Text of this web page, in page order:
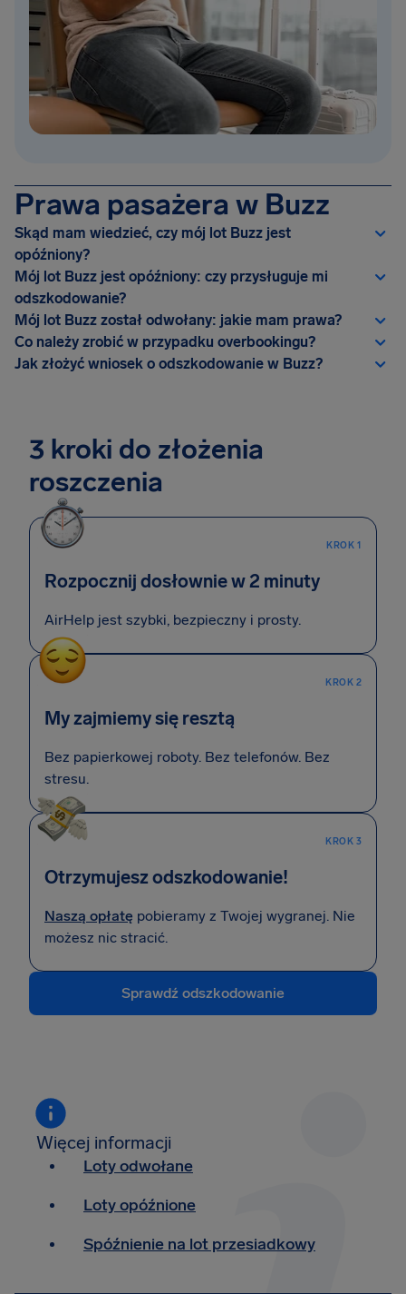
Prawa pasażera w Buzz
Skąd mam wiedzieć, czy mój lot Buzz jest
opóźniony?
Mój lot Buzz jest opóźniony: czy przysługuje mi
odszkodowanie?
Mój lot Buzz został odwołany: jakie mam prawa?
Co należy zrobić w przypadku overbookingu?
Jak złożyć wniosek o odszkodowanie w Buzz?
3 kroki do złożenia
roszczenia
KROK 1
Rozpocznij dosłownie w 2 minuty
AirHelp jest szybki, bezpieczny i prosty.
KROK 2
My zajmiemy się resztą
Bez papierkowej roboty. Bez telefonów. Bez
stresu.
KROK 3
Otrzymujesz odszkodowanie!
Naszą opłatę pobieramy z Twojej wygranej. Nie
możesz nic stracić.
Sprawdź odszkodowanie
Więcej informacji
Loty odwołane
Loty opóźnione
Spóźnienie na lot przesiadkowy